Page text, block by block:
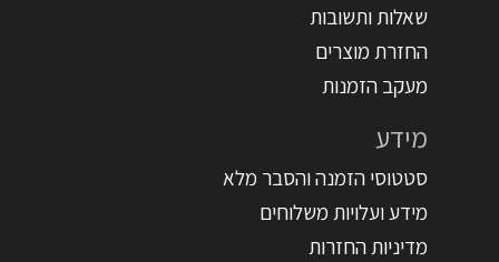
שאלות ותשובות
החזרת מוצרים
מעקב הזמנות
מידע
סטטוסי הזמנה והסבר מלא
מידע ועלויות משלוחים
מדיניות החזרות